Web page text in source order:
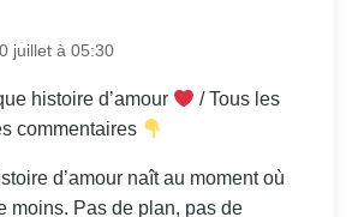
juillet à 05:30
histoire d’amour
/ Tous les
commentaires
d’amour naît au moment où
moins. Pas de plan, pas de